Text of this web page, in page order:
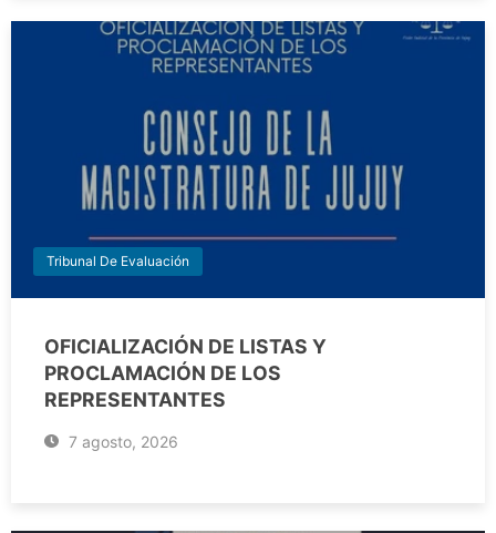
Tribunal De Evaluación
OFICIALIZACIÓN DE LISTAS Y
PROCLAMACIÓN DE LOS
REPRESENTANTES
7 agosto, 2026